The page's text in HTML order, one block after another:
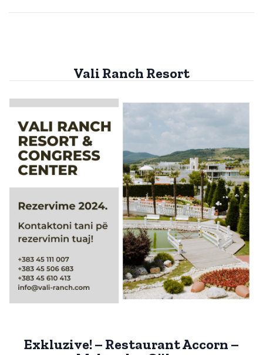
Vali Ranch Resort
Exkluzive! – Restaurant Accorn –